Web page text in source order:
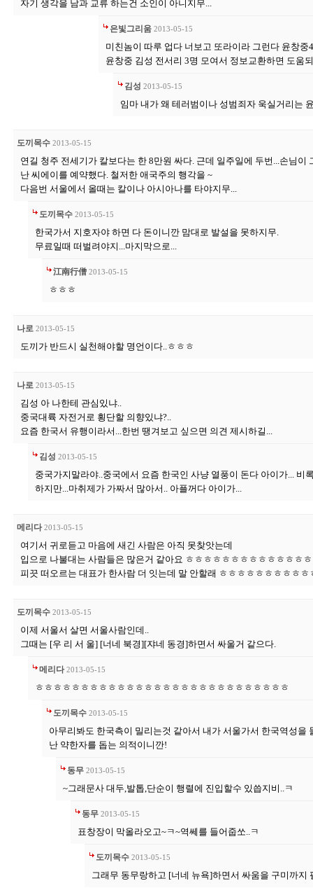
자기 생각을 남과 교류 하는건 소인이 아니지무...
은빛그리움 2013-05-15
미친놈이 따루 업다 너보고 또라이라 그런다 윤창중
윤창중 김성 전서리 3명 모여서 정보교환하면 도움
김성 2013-05-15
임마 내가 왜 테러범이나 성범죄자 욱실거리는
도끼목수 2013-05-15
연길 청주 전세기가 칼보다는 한 8만원 싸다. 근데 일주일에 두번...손님이
난 씨에이를 예약했다. 철저한 애국주의 행각을 ~
다음번 서울에서 올때는 칼이나 아시아나를 타야지무...
도끼목수 2013-05-15
한국가서 지호자야 하면 다 돈이니깐 맘대로 발설을 못하지무.
무료일때 떠벌려야지...마지막으로...
江南行僧 2013-05-15
ㅎㅎㅎ
나로 2013-05-15
도끼가 반드시 실천해야할 명언이다..ㅎㅎㅎ
나로 2013-05-15
김성 아 나한테 관심있냐..
중국대륙 자전거로 횡단할 의향있냐?..
요즘 한국서 유행이라서...한번 땡겨보고 싶으면 의견 제시하길...
김성 2013-05-15
중국가지말라야..중국에서 요즘 한국인 사냥 열풍이 돈다 아이가... 비
하지만...마취제가 가짜서 많아서.. 아플꺼다 아이가...
메리다 2013-05-15
여기서 귀로듣고 마음에 새긴 사람은 아직 못찾앗는데
입으로 나불대는 사람들은 많은거 같아요 ㅎㅎㅎㅎㅎㅎㅎㅎㅎㅎㅎㅎㅎ
피끗 떠오르는 대표가 한사람 더 잇는데 말 안할래 ㅎㅎㅎㅎㅎㅎㅎㅎㅎ
도끼목수 2013-05-15
이제 서울서 살면 서울사람인데..
그때는 [우 리 서 울] [너네 북경][쟈네 동경]하면서 싸울거 같으다.
메리다 2013-05-15
ㅎㅎㅎㅎㅎㅎㅎㅎㅎㅎㅎㅎㅎㅎㅎㅎㅎㅎㅎㅎㅎㅎㅎㅎㅎㅎㅎㅎ
도끼목수 2013-05-15
아무리봐도 한국측이 밀리는것 같아서 내가 서울가서 한국역성을
난 약한자를 돕는 의적이니깐!
동무 2013-05-15
~그래문사 대두,발톱,단순이 행렬에 진입할수 있씁지비..ㅋ
동무 2013-05-15
표창장이 막올라오고~ㅋ~역쎄를 들어줍쏘..ㅋ
도끼목수 2013-05-15
그래무 동무랑하고 [너네 뉴욕]하면서 싸움을 구미까지